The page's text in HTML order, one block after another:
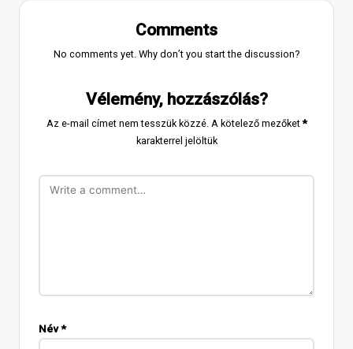
Comments
No comments yet. Why don’t you start the discussion?
Vélemény, hozzászólás?
Az e-mail címet nem tesszük közzé. A kötelező mezőket*
karakterrel jelöltük
Név*